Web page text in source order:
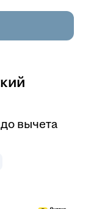
до вычета